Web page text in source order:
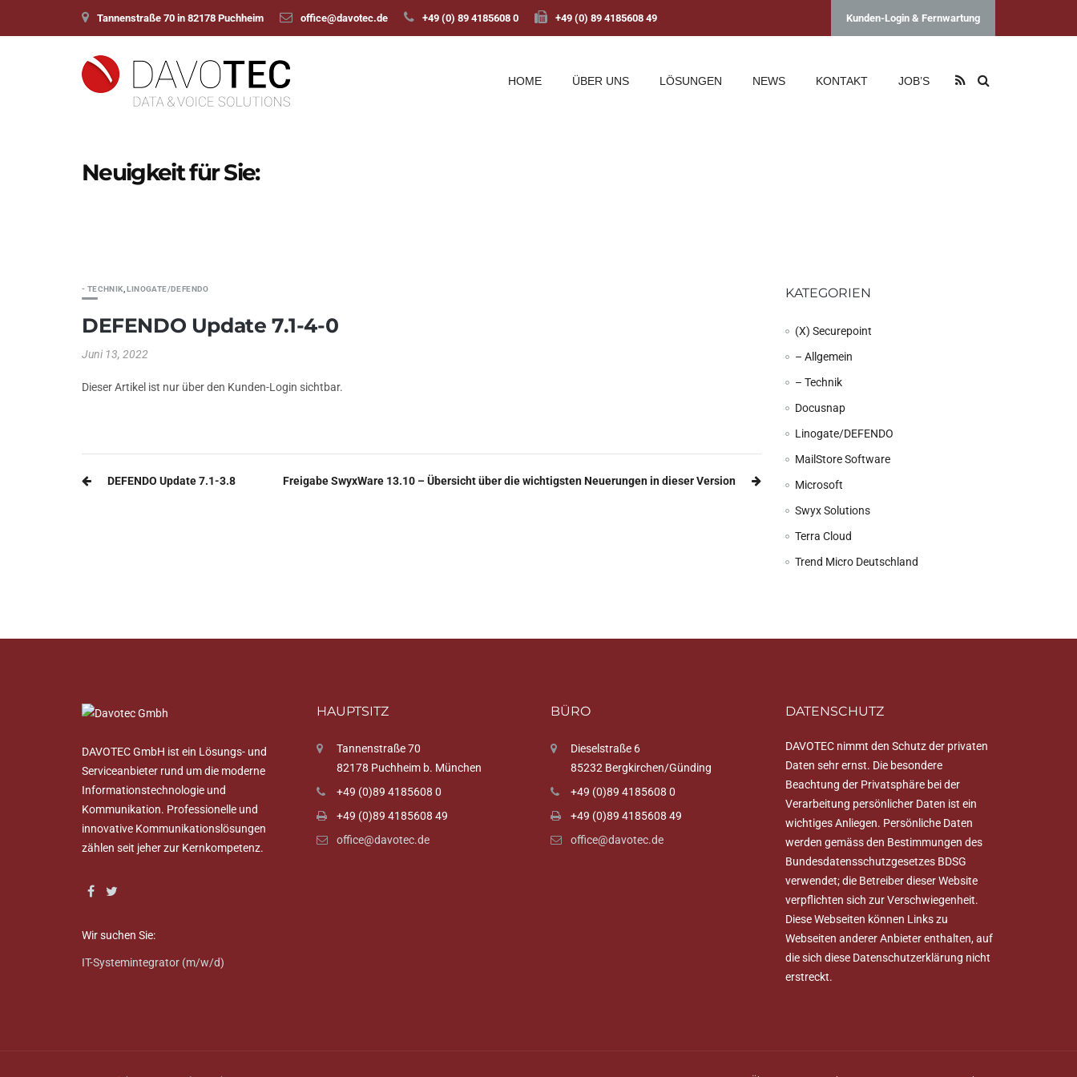
Tannenstraße 70 in 82178 Puchheim office@davotec.de +49 (0) 89 4185608 0 +49 (0) 89 4185608 49 Kunden-Login & Fernwartung
HOME ÜBER UNS LÖSUNGEN NEWS KONTAKT JOB’S
Neuigkeit für Sie:
- TECHNIK ,LINOGATE/DEFENDO
DEFENDO Update 7.1-4-0
Juni 13, 2022
Dieser Artikel ist nur über den Kunden-Login sichtbar.
Beitragsnavigation
DEFENDO Update 7.1-3.8 Freigabe SwyxWare 13.10 – Übersicht über die wichtigsten Neuerungen in dieser Version
KATEGORIEN
(X) Securepoint
– Allgemein
– Technik
Docusnap
Linogate/DEFENDO
MailStore Software
Microsoft
Swyx Solutions
Terra Cloud
Trend Micro Deutschland
DAVOTEC GmbH ist ein Lösungs- und
Serviceanbieter rund um die moderne
Informationstechnologie und
Kommunikation. Professionelle und
innovative Kommunikationslösungen
zählen seit jeher zur Kernkompetenz.
Wir suchen Sie:
IT-Systemintegrator (m/w/d)
HAUPTSITZ
Tannenstraße 70
82178 Puchheim b. München
+49 (0)89 4185608 0
+49 (0)89 4185608 49
office@davotec.de
BÜRO
Dieselstraße 6
85232 Bergkirchen/Günding
+49 (0)89 4185608 0
+49 (0)89 4185608 49
office@davotec.de
DATENSCHUTZ
DAVOTEC nimmt den Schutz der privaten
Daten sehr ernst. Die besondere
Beachtung der Privatsphäre bei der
Verarbeitung persönlicher Daten ist ein
wichtiges Anliegen. Persönliche Daten
werden gemäss den Bestimmungen des
Bundesdatensschutzgesetzes BDSG
verwendet; die Betreiber dieser Website
verpflichten sich zur Verschwiegenheit.
Diese Webseiten können Links zu
Webseiten anderer Anbieter enthalten, auf
die sich diese Datenschutzerklärung nicht
erstreckt.